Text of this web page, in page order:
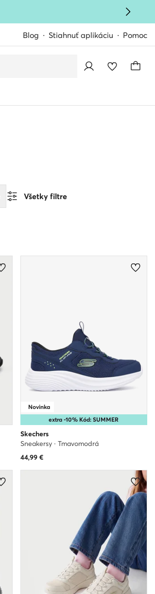
Blog Stiahnuť aplikáciu Pomoc
Všetky filtre
extra -10% Kód: SUMMER
Novinka
Skechers
Sneakersy · Tmavomodrá
44,99€